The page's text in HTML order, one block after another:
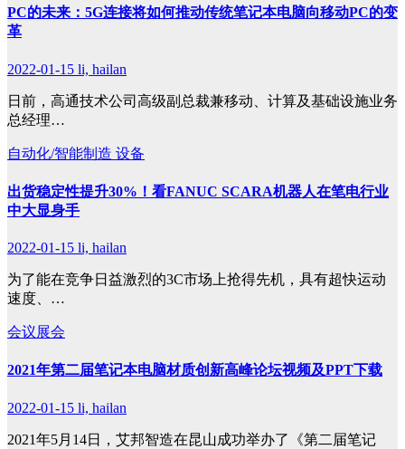
PC的未来：5G连接将如何推动传统笔记本电脑向移动PC的变
革
2022-01-15 li, hailan
日前，高通技术公司高级副总裁兼移动、计算及基础设施业务
总经理…
自动化/智能制造 设备
出货稳定性提升30%！看FANUC SCARA机器人在笔电行业
中大显身手
2022-01-15 li, hailan
为了能在竞争日益激烈的3C市场上抢得先机，具有超快运动
速度、…
会议展会
2021年第二届笔记本电脑材质创新高峰论坛视频及PPT下载
2022-01-15 li, hailan
2021年5月14日，艾邦智造在昆山成功举办了《第二届笔记